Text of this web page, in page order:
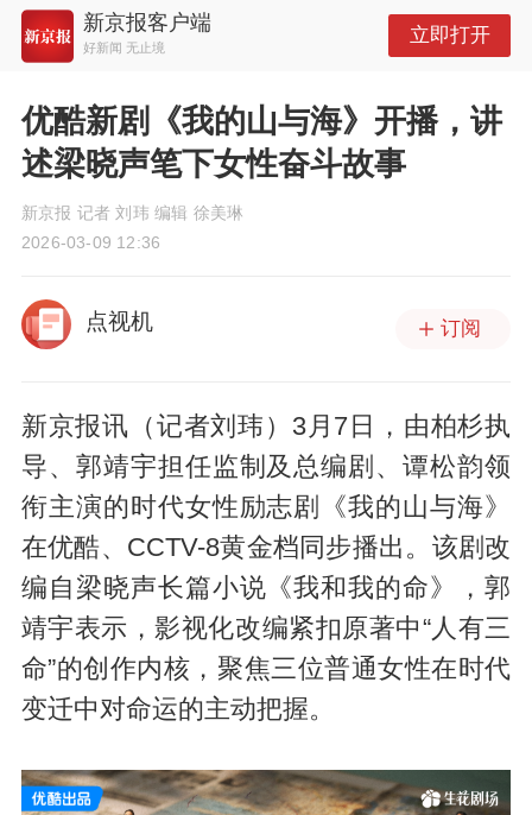
新京报客户端
好新闻 无止境
立即打开
优酷新剧《我的山与海》开播，讲
述梁晓声笔下女性奋斗故事
新京报 记者 刘玮 编辑 徐美琳
2026-03-09 12:36
点视机 订阅
新京报讯（记者刘玮）3月7日，由柏杉执
导、郭靖宇担任监制及总编剧、谭松韵领
衔主演的时代女性励志剧《我的山与海》
在优酷、CCTV-8黄金档同步播出。该剧改
编自梁晓声长篇小说《我和我的命》，郭
靖宇表示，影视化改编紧扣原著中“人有三
命”的创作内核，聚焦三位普通女性在时代
变迁中对命运的主动把握。